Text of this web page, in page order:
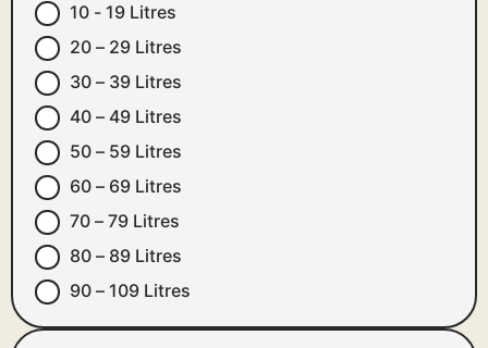
10 - 19 Litres
20 – 29 Litres
30 – 39 Litres
40 – 49 Litres
50 – 59 Litres
60 – 69 Litres
70 – 79 Litres
80 – 89 Litres
90 – 109 Litres